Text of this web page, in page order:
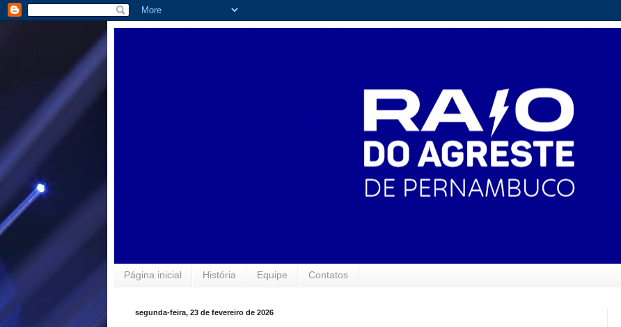
Página inicial História Equipe Contatos
segunda-feira, 23 de fevereiro de 2026